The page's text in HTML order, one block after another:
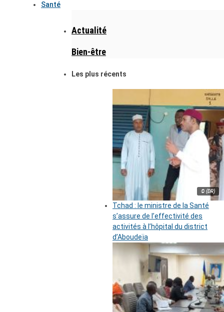
Santé
Actualité
Bien-être
Les plus récents
© (DR)
Tchad : le ministre de la Santé
s’assure de l’effectivité des
activités à l’hôpital du district
d’Aboudeïa